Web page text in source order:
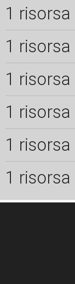
1 risorsa
1 risorsa
1 risorsa
1 risorsa
1 risorsa
1 risorsa